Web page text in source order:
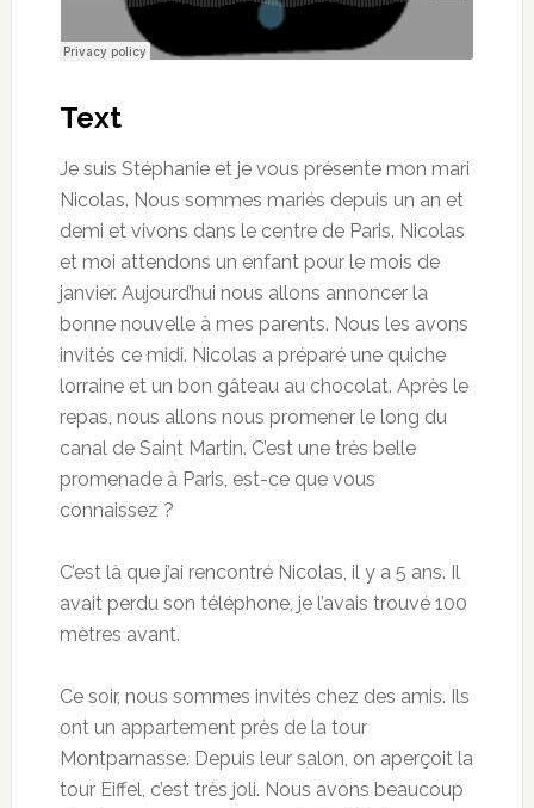
Text
Je suis Stéphanie et je vous présente mon mari
Nicolas. Nous sommes mariés depuis un an et
demi et vivons dans le centre de Paris. Nicolas
et moi attendons un enfant pour le mois de
janvier. Aujourd’hui nous allons annoncer la
bonne nouvelle à mes parents. Nous les avons
invités ce midi. Nicolas a préparé une quiche
lorraine et un bon gâteau au chocolat. Après le
repas, nous allons nous promener le long du
canal de Saint Martin. C’est une très belle
promenade à Paris, est-ce que vous
connaissez ?
C’est là que j’ai rencontré Nicolas, il y a 5 ans. Il
avait perdu son téléphone, je l’avais trouvé 100
mètres avant.
Ce soir, nous sommes invités chez des amis. Ils
ont un appartement près de la tour
Montparnasse. Depuis leur salon, on aperçoit la
tour Eiffel, c’est très joli. Nous avons beaucoup